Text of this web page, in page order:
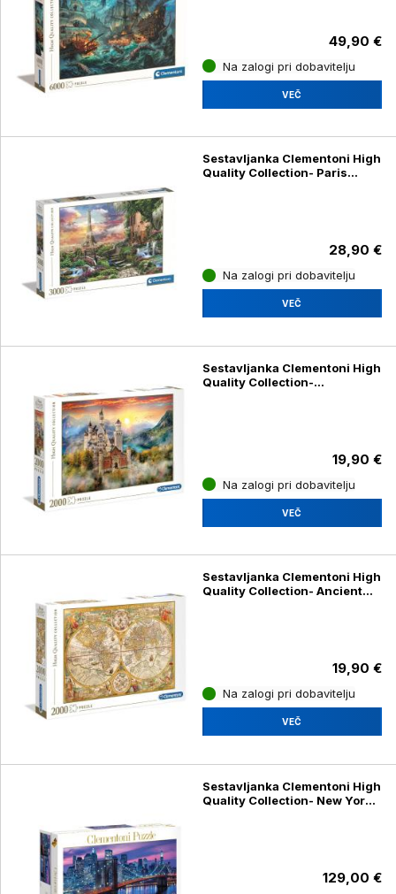
49,90 €
Na zalogi pri dobavitelju
VEČ
Sestavljanka Clementoni High
Quality Collection- Paris
28,90 €
Na zalogi pri dobavitelju
VEČ
Sestavljanka Clementoni High
Quality Collection-
19,90 €
Na zalogi pri dobavitelju
VEČ
Sestavljanka Clementoni High
Quality Collection- Ancient
19,90 €
Na zalogi pri dobavitelju
VEČ
Sestavljanka Clementoni High
Quality Collection- New York
129,00 €